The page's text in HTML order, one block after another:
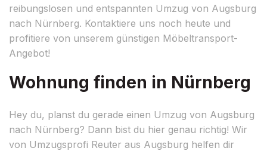
reibungslosen und entspannten Umzug von Augsburg
nach Nürnberg. Kontaktiere uns noch heute und
profitiere von unserem günstigen Möbeltransport-
Angebot!
Wohnung finden in Nürnberg
Hey du, planst du gerade einen Umzug von Augsburg
nach Nürnberg? Dann bist du hier genau richtig! Wir
von Umzugsprofi Reuter aus Augsburg helfen dir